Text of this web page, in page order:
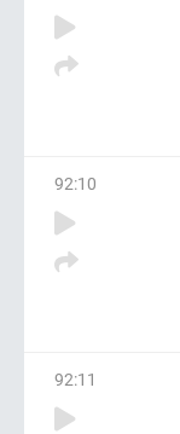
92:10
92:11